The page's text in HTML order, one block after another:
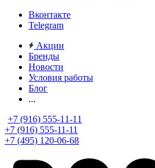
Вконтакте
Telegram
Акции
Бренды
Новости
Условия работы
Блог
...
+7 (916) 555-11-11
+7 (916) 555-11-11
+7 (495) 120-06-68